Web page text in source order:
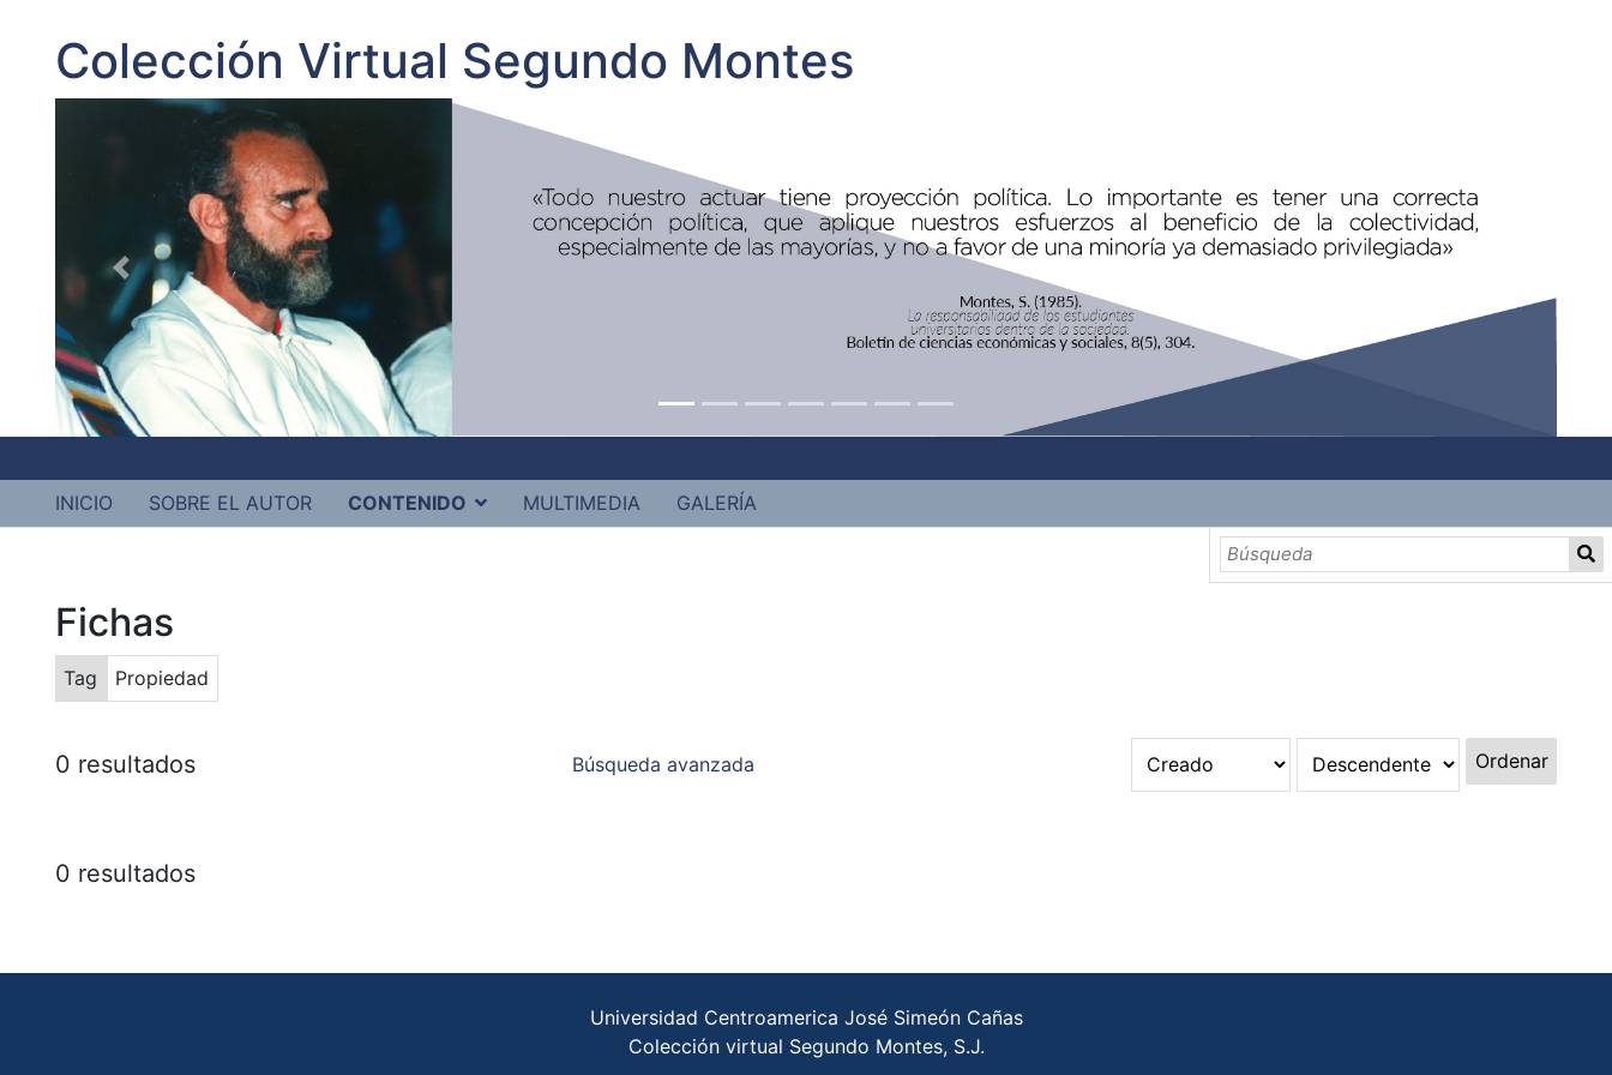
Colección Virtual Segundo Montes
INICIO SOBRE EL AUTOR CONTENIDO MULTIMEDIA GALERÍA
Fichas
Tag Propiedad
0 resultados Búsqueda avanzada Ordenar
0 resultados
Universidad Centroamerica José Simeón Cañas
Colección virtual Segundo Montes, S.J.